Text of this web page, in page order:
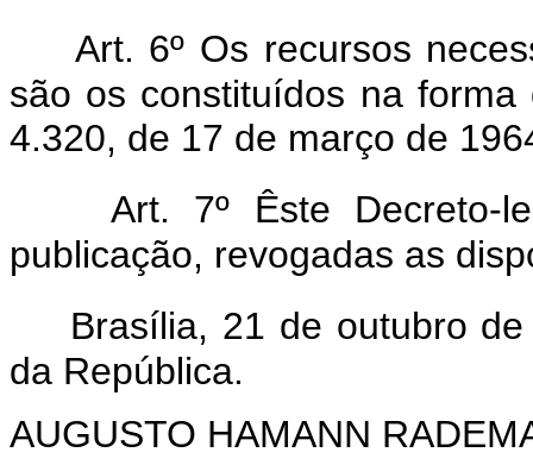
Art. 6º Os recursos
são os constituídos na
4.320, de 17 de março de
Art. 7º Êste
publicação, revogadas as
Brasília, 21 de outubro
da República.
AUGUSTO HAMANN